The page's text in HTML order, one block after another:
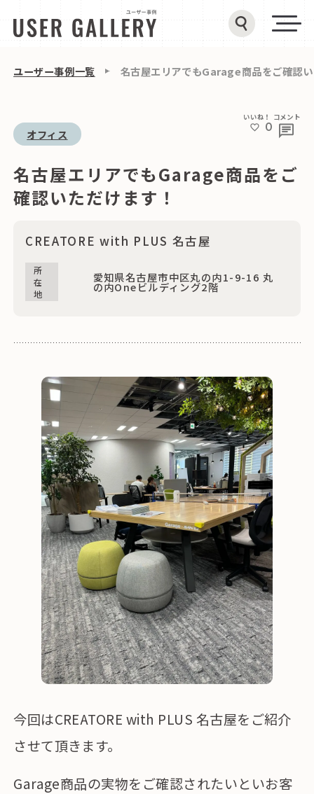
ユーザー事例一覧 名古屋エリアでもGarage商品をご確認
オフィス
いいね！
0
コメント
名古屋エリアでもGarage商品をご
確認いただけます！
CREATORE with PLUS 名古屋
所
在
地
愛知県名古屋市中区丸の内1-9-16 丸
の内Oneビルディング2階
今回はCREATORE with PLUS 名古屋をご紹介
させて頂きます。
Garage商品の実物をご確認されたいといお客